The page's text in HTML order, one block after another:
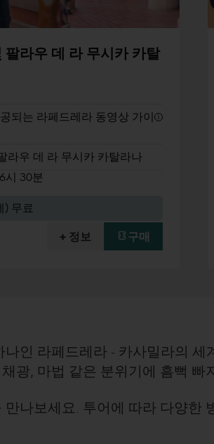
팔라우 데 라 무시카 카탈
되는 라페드레라 동영상 가이
라우 데 라 무시카 카탈라나
시 30분
) 무료
+ 정보 구매
인 라페드레라 - 카사밀라의 세
광, 마법 같은 분위기에 흠뻑 빠
나보세요. 투어에 따라 다양한